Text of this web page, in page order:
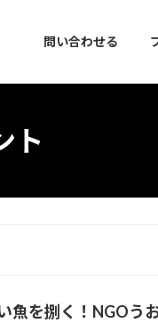
問い合わせる
ト
魚を捌く！NGOう